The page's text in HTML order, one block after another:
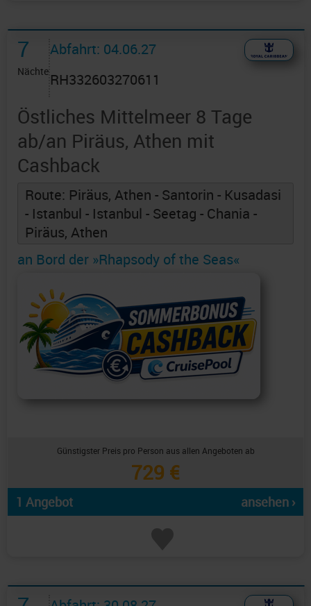
7
Nächte
Abfahrt: 04.06.27
RH332603270611
Östliches Mittelmeer 8 Tage
ab/an Piräus, Athen mit
Cashback
Route: Piräus, Athen - Santorin - Kusadasi
- Istanbul - Istanbul - Seetag - Chania -
Piräus, Athen
an Bord der »Rhapsody of the Seas«
Günstigster Preis pro Person aus allen Angeboten ab
729 €
1 Angebot ansehen ›